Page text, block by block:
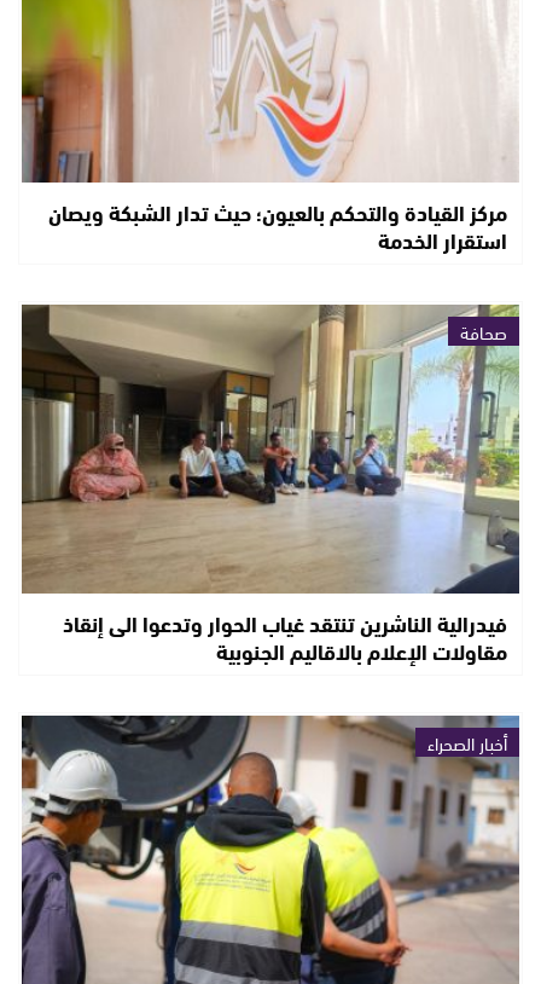
مركز القيادة والتحكم بالعيون؛ حيث تدار الشبكة ويصان
استقرار الخدمة
صحافة
فيدرالية الناشرين تنتقد غياب الحوار وتدعوا الى إنقاذ
مقاولات الإعلام بالاقاليم الجنوبية
أخبار الصحراء